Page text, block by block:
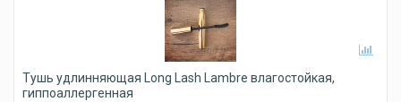
Тушь удлинняющая Long Lash Lambre влагостойкая,
гиппоаллергенная